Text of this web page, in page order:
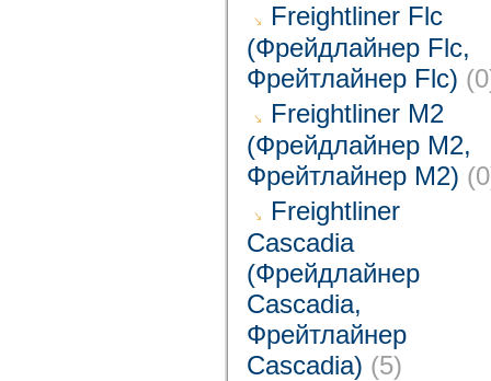
Freightliner Flc
(Фрейдлайнер Flc,
Фрейтлайнер Flc)
Freightliner M2
(Фрейдлайнер M2,
Фрейтлайнер M2)
Freightliner
Cascadia
(Фрейдлайнер
Cascadia,
Фрейтлайнер
Cascadia) (5)